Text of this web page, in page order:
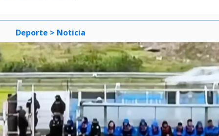
Deporte > Noticia